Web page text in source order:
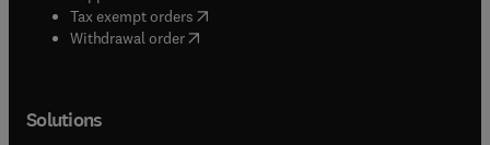
Tax exempt orders( opens in new tab/window
Withdrawal order
Solutions